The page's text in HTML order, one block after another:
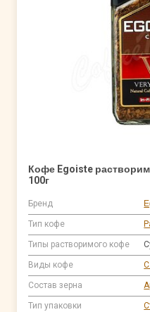
Кофе Egoiste
100г
Бренд
Тип кофе
Типы растворимого кофе
Виды кофе
Состав зерна
Тип упаковки